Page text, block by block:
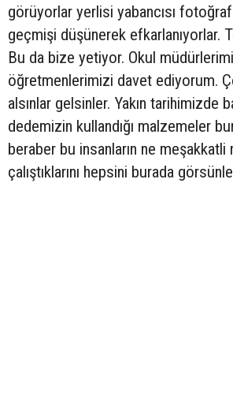
görüyorlar yerlisi yabancısı
geçmişi düşünerek efkarlanıyorlar.
Bu da bize yetiyor. Okul
öğretmenlerimizi davet ediyorum.
alsınlar gelsinler. Yakın tarihimizde
dedemizin kullandığı malzemeler
beraber bu insanların ne
çalıştıklarını hepsini burada